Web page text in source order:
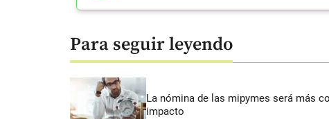
Para seguir leyendo
La nómina de las mipymes será más
impacto